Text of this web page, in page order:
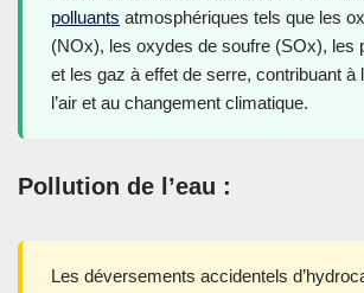
polluants atmosphériques tels que les
(NOx), les oxydes de soufre (SOx), les
et les gaz à effet de serre, contribuant à
l’air et au changement climatique.
Pollution de l’eau :
Les déversements accidentels